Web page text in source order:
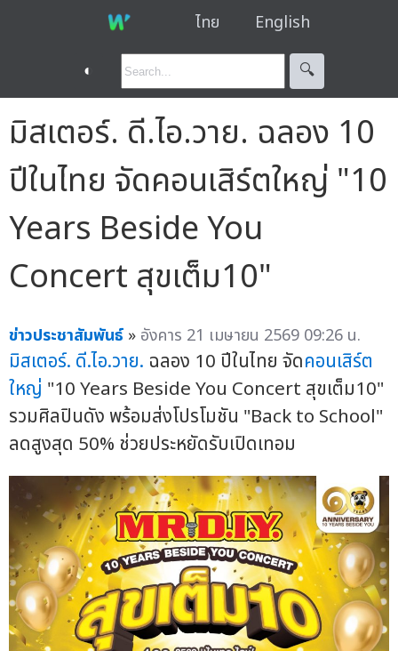
ไทย English
◐ 🔍︎
มิสเตอร์. ดี.ไอ.วาย. ฉลอง 10
ปีในไทย จัดคอนเสิร์ตใหญ่ "10
Years Beside You
Concert สุขเต็ม10"
ข่าวประชาสัมพันธ์ » อังคาร 21 เมษายน 2569 09:26 น.
มิสเตอร์. ดี.ไอ.วาย. ฉลอง 10 ปีในไทย จัดคอนเสิร์ต
ใหญ่ "10 Years Beside You Concert สุขเต็ม10"
รวมศิลปินดัง พร้อมส่งโปรโมชัน "Back to School"
ลดสูงสุด 50% ช่วยประหยัดรับเปิดเทอม